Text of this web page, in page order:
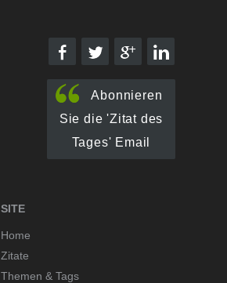
Abonnieren
Sie die 'Zitat des
Tages' Email
SITE
Home
Zitate
Themen & Tags